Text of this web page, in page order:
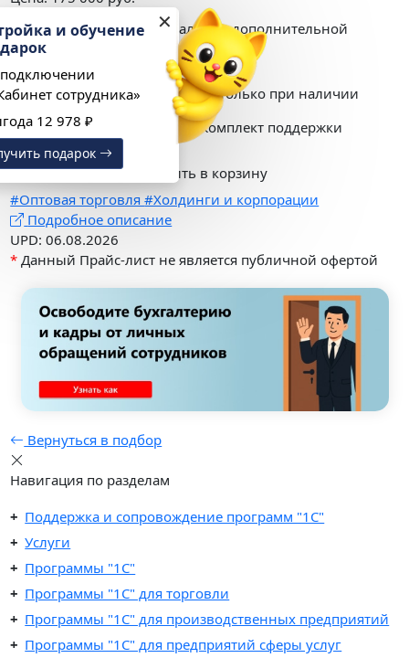
Продукт требует наличия дополнительной
лицензии на платформу
Продукт обслуживается только при наличии
действующего договора 1С:Комплект поддержки
Скопировать ссылку
Купить сейчас
Добавить в корзину
#Оптовая торговля#Холдинги и корпорации
Подробное описание
UPD: 06.08.2026
* Данный Прайс-лист не является публичной офертой
Вернуться в подбор
Навигация по разделам
Поддержка и сопровождение программ "1С"
Услуги
Программы "1С"
Программы "1C" для торговли
Программы "1C" для производственных предприятий
Программы "1C" для предприятий сферы услуг
✕
Настройка и обучение
в подарок
При подключении
«1С:Кабинет сотрудника»
Выгода 12 978 ₽
Получить подарок